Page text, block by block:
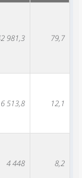
981,3 79,7
6 513,8 12,1
4 448 8,2